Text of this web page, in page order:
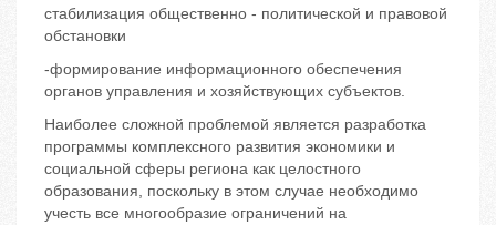
стабилизация общественно - политической и правовой
обстановки
-формирование информационного обеспечения
органов управления и хозяйствующих субъектов.
Наиболее сложной проблемой является разработка
программы комплексного развития экономики и
социальной сферы региона как целостного
образования, поскольку в этом случае необходимо
учесть все многообразие ограничений на